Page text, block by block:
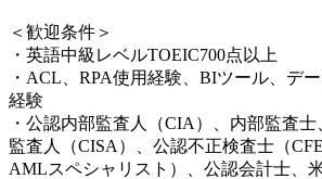
＜歓迎条件＞
・英語中級レベルTOEIC700点以上
・ACL、RPA使用経験、BIツール、デ
経験
・公認内部監査人（CIA）、内部監査
監査人（CISA）、公認不正検査士（
AMLスペシャリスト）、公認会計士、